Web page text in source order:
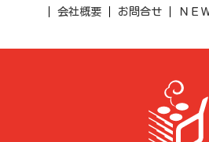
会社概要
お問合せ ＮＥ